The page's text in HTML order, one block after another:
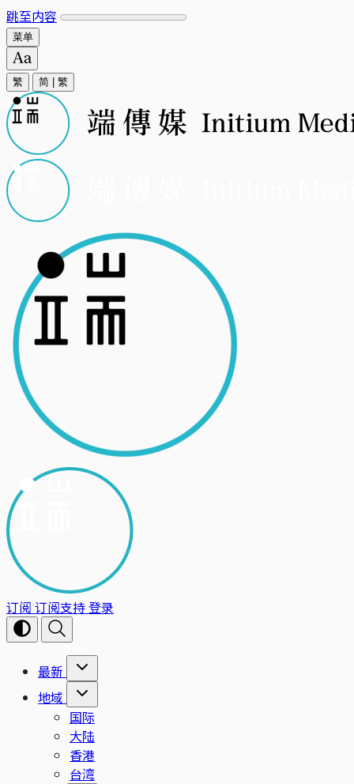
跳至内容
菜单
繁 简 繁
订阅 订阅支持登录
最新
地域
国际
大陆
香港
台湾